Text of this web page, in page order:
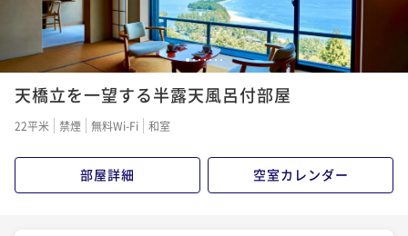
1234567
天橋立を一望する半露天風呂付部屋
22平米 禁煙 無料Wi-Fi 和室
部屋詳細 空室カレンダー